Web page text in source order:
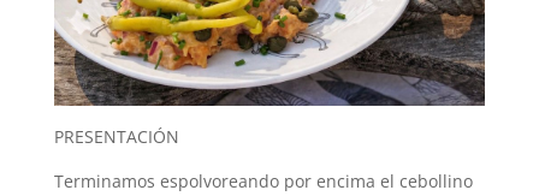
PRESENTACIÓN
Terminamos espolvoreando por encima el cebollino